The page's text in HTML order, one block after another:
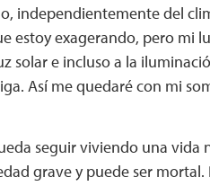
independientemente del
estoy exagerando, pero mi
solar e incluso a la
Así me quedaré con mi
seguir viviendo una vida
grave y puede ser mortal.